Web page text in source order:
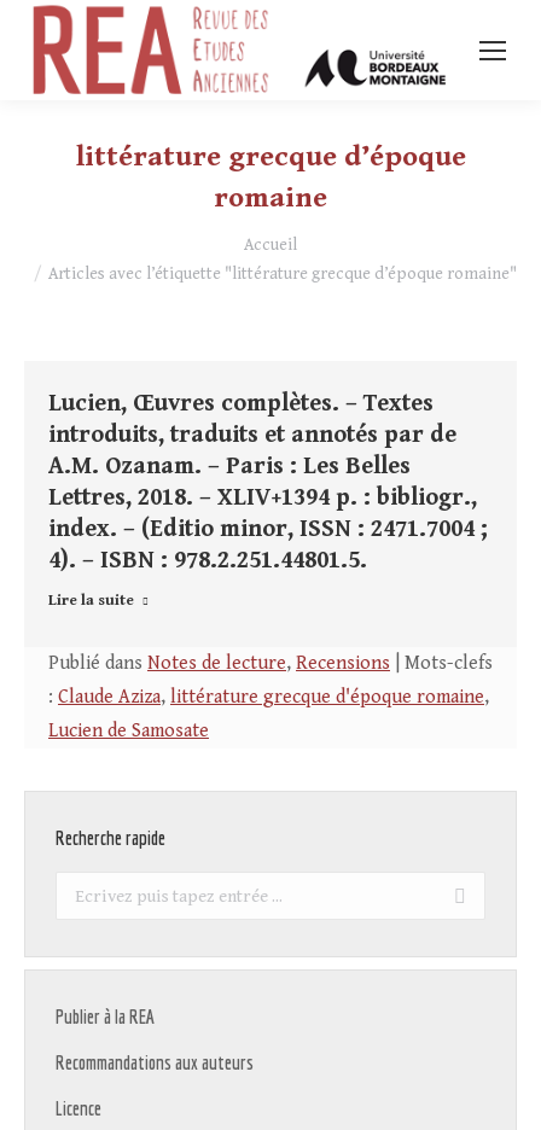
littérature grecque d’époque
romaine
Accueil
Articles avec l’étiquette "littérature grecque d’époque romaine"
Lucien, Œuvres complètes. – Textes
introduits, traduits et annotés par de
A.M. Ozanam. – Paris : Les Belles
Lettres, 2018. – XLIV+1394 p. : bibliogr.,
index. – (Editio minor, ISSN : 2471.7004 ;
4). – ISBN : 978.2.251.44801.5.
Lire la suite
Publié dans Notes de lecture, Recensions | Mots-clefs
: Claude Aziza, littérature grecque d'époque romaine,
Lucien de Samosate
Recherche rapide
Recherche
Publier à la REA
Recommandations aux auteurs
Licence